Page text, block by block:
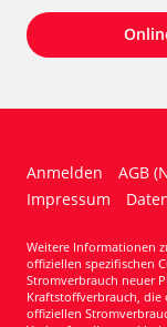
Anmelden AGB
Impressum
Weitere Informationen
offiziellen spezifischen
Stromverbrauch neuer
Kraftstoffverbrauch, die
offiziellen